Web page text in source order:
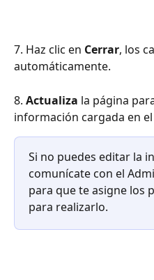
7. Haz clic en Cerrar, los
automáticamente.
8. Actualiza la página
información cargada en
Si no puedes editar la
comunícate con el
para que te asigne los
para realizarlo.